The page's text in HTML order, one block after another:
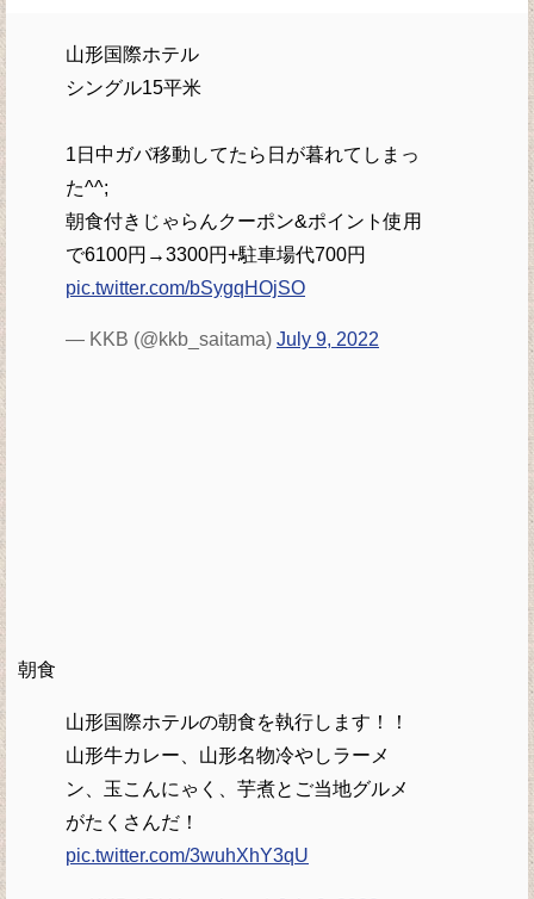
山形国際ホテル
シングル15平米
1日中ガバ移動してたら日が暮れてしまっ
た^^;
朝食付きじゃらんクーポン&ポイント使用
で6100円→3300円+駐車場代700円
pic.twitter.com/bSygqHOjSO
— KKB (@kkb_saitama) July 9, 2022
朝食
山形国際ホテルの朝食を執行します！！
山形牛カレー、山形名物冷やしラーメ
ン、玉こんにゃく、芋煮とご当地グルメ
がたくさんだ！
pic.twitter.com/3wuhXhY3qU